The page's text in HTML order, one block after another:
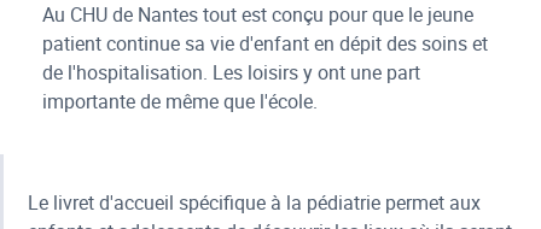
Au CHU de Nantes tout est conçu pour que le jeune
patient continue sa vie d'enfant en dépit des soins et
de l'hospitalisation. Les loisirs y ont une part
importante de même que l'école.
Le livret d'accueil spécifique à la pédiatrie permet aux